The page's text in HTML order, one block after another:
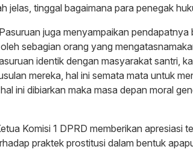
jelas, tinggal bagaimana para penegak
juga menyampaikan pendapatnya
sebagian orang yang
identik dengan masyarakat santri,
mereka, hal ini semata mata untuk
ini dibiarkan maka masa depan moral
Komisi 1 DPRD memberikan apresiasi
praktek prostitusi dalam bentuk